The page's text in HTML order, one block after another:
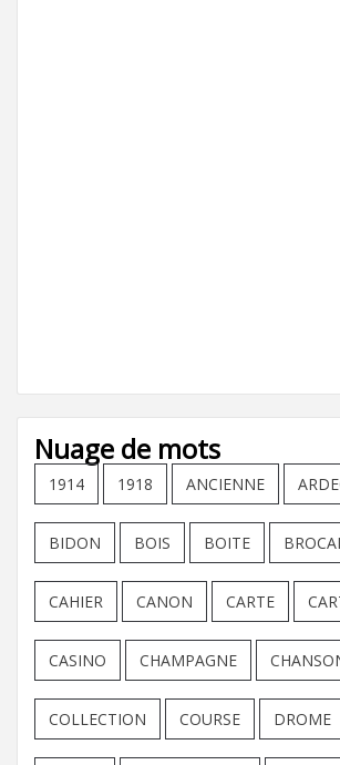
Nuage de mots
1914 1918 ANCIENNE
BIDON BOIS BOITE
CAHIER CANON CARTE
CASINO CHAMPAGNE
COLLECTION COURSE DROME